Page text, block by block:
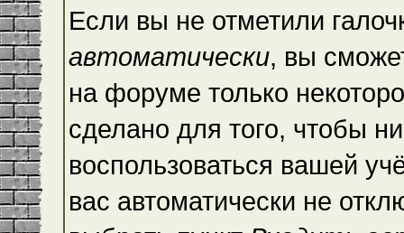
Если вы не отметили
автоматически, вы
на форуме только
сделано для того, чтобы
воспользоваться вашей
вас автоматически не